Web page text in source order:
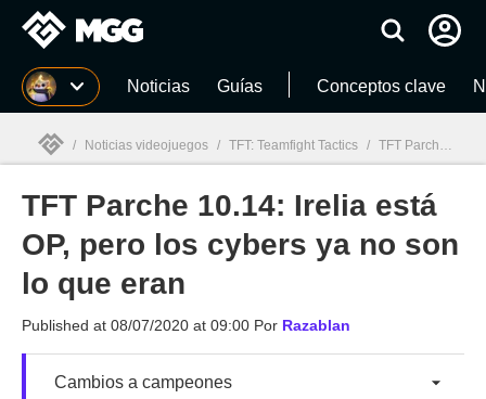
MGG Noticias Guías Conceptos clave
MGG
/ Noticias videojuegos / TFT: Teamfight Tactics / TFT Parche 10.14: Irelia está OP, pero los cybers ya no son lo que eran
TFT Parche 10.14: Irelia está
OP, pero los cybers ya no son
lo que eran
Published at 08/07/2020 at 09:00 Por Razablan
Cambios a campeones